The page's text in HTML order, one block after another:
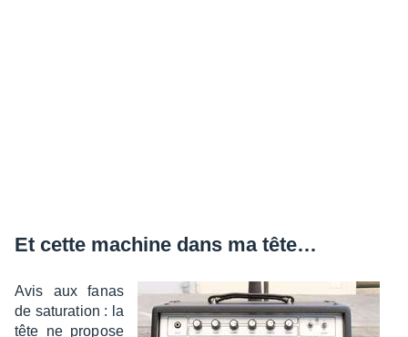
Et cette machine dans ma tête…
Avis aux fanas
de satu­ra­tion : la
tête ne propose